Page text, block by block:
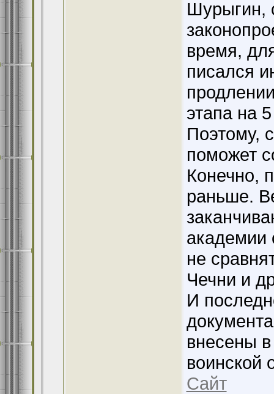
Шурыгин,
время,
писался
этапа на
Поэтому,
поможет
Конечно,
раньше.
академии
не
Чечни и
И
внесены
воинской
Сайт